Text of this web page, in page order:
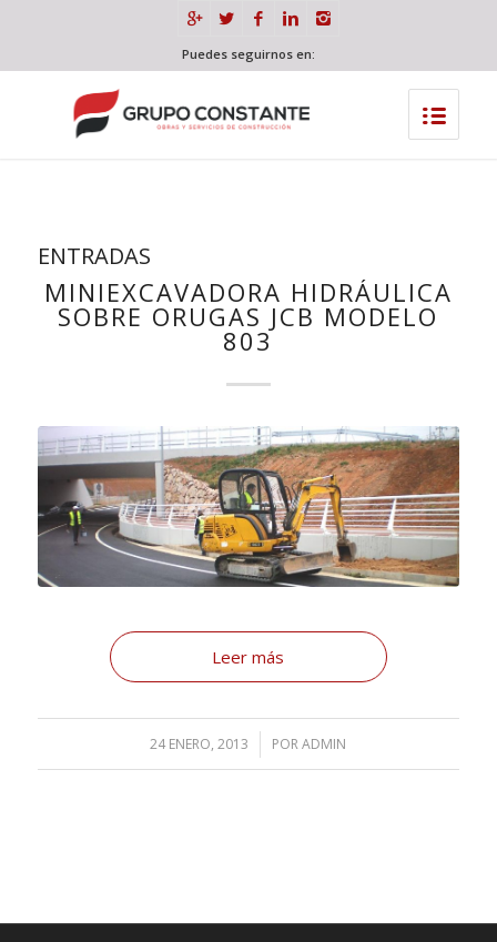
Puedes seguirnos en:
ENTRADAS
MINIEXCAVADORA HIDRÁULICA
SOBRE ORUGAS JCB MODELO
803
Leer más
24 ENERO, 2013
/ PORADMIN